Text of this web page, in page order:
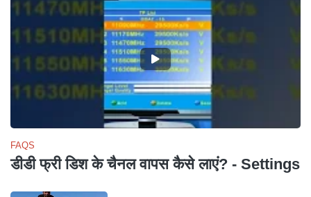
FAQS
डीडी फ्री डिश के चैनल वापस कैसे लाएं? - Settings